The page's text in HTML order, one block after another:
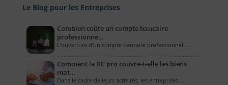
Le Blog pour les Entreprises
Combien coûte un compte bancaire
professionne…
L’ouverture d’un compte bancaire professionnel …
Comment la RC pro couvre-t-elle les biens
mat…
Dans le cadre de leurs activités, les entreprises …